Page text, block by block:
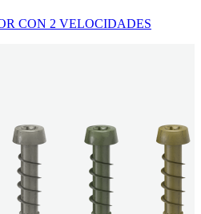
CON 2 VELOCIDADES